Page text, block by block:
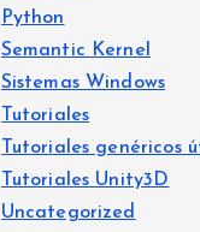
Python
Semantic Kernel
Sistemas Windows
Tutoriales
Tutoriales genéricos
Tutoriales Unity3D
Uncategorized